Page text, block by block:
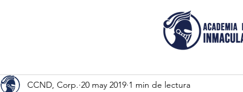
CCND, Corp. 20 may 2019 1 min de lectura